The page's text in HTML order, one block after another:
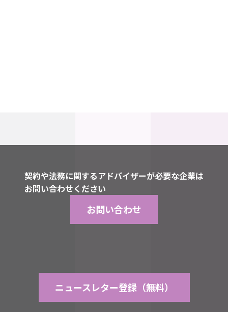
契約や法務に関するアドバイザーが必要な企業は
お問い合わせください
お問い合わせ
ニュースレター登録（無料）